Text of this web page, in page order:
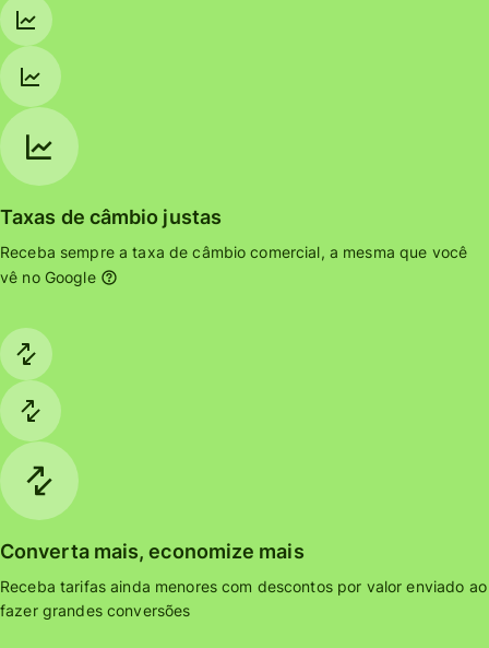
Taxas de câmbio justas
Receba sempre a taxa de câmbio comercial, a mesma que você
vê no Google
Converta mais, economize mais
Receba tarifas ainda menores com descontos por valor enviado ao
fazer grandes conversões